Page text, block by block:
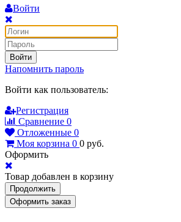
Войти
Войти
Напомнить пароль
Войти как пользователь:
Регистрация
Сравнение 0
Отложенные 0
Моя корзина 0 0 руб.
Оформить
Товар добавлен в корзину
Продолжить
Оформить заказ